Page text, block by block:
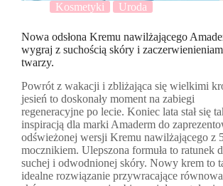
Kosmetyki Uroda
Nowa odsłona Kremu nawilżającego
wygraj z suchością skóry i
twarzy.
Powrót z wakacji i zbliżająca się wielkimi
jesień to doskonały moment na zabiegi
regeneracyjne po lecie. Koniec lata stał się
inspiracją dla marki Amaderm do
odświeżonej wersji Kremu nawilżającego z
mocznikiem. Ulepszona formuła to ratunek
suchej i odwodnionej skóry. Nowy krem to
idealne rozwiązanie przywracające